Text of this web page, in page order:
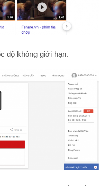
độ không giới hạn.